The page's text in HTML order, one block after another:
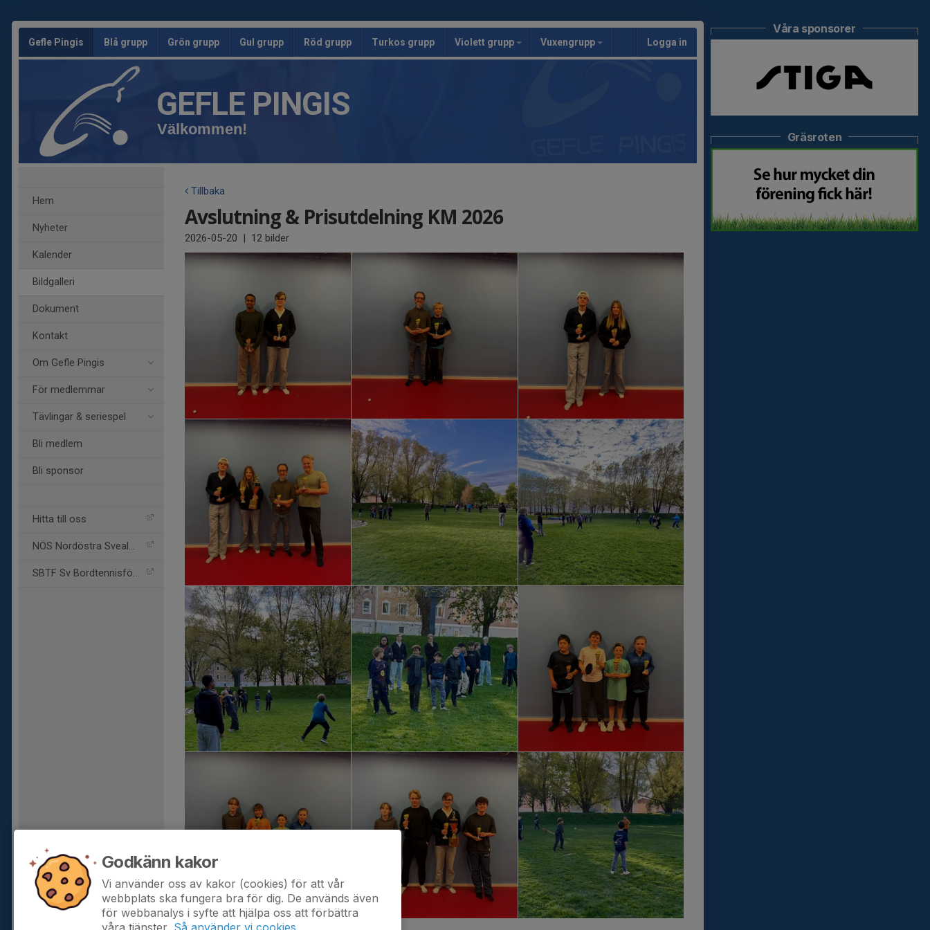
Gefle Pingis Blå grupp Grön grupp Gul grupp Röd grupp Turkos grupp Violett grupp Vuxengrupp Logga in
GEFLE PINGIS
Välkommen!
Hem
Nyheter
Kalender
Bildgalleri
Dokument
Kontakt
Om Gefle Pingis
För medlemmar
Tävlingar & seriespel
Bli medlem
Bli sponsor
Hitta till oss
NÖS Nordöstra Svealand fö
SBTF Sv Bordtennisförbund
Tillbaka
Avslutning & Prisutdelning KM 2026
2026-05-20 | 12 bilder
Våra sponsorer
Gräsroten
Godkänn kakor
Vi använder oss av kakor (cookies) för att vår
webbplats ska fungera bra för dig. De används även
för webbanalys i syfte att hjälpa oss att förbättra
våra tjänster. Så använder vi cookies